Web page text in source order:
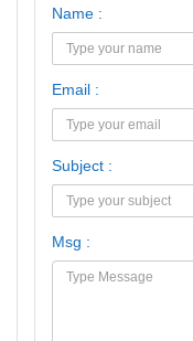
Name :
Email :
Subject :
Msg :